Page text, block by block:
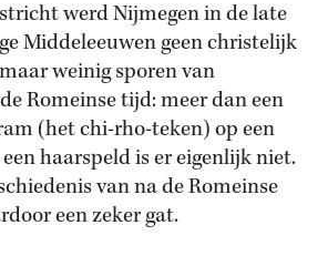
werd Nijmegen in de late
Middeleeuwen geen christelijk
weinig sporen van
Romeinse tijd: meer dan een
(het chi-rho-teken) op een
haarspeld is er eigenlijk niet.
van na de Romeinse
een zeker gat.